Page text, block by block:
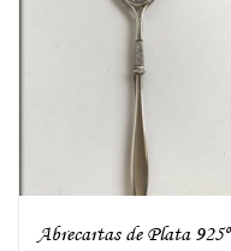
Abrecartas de Plata 925º